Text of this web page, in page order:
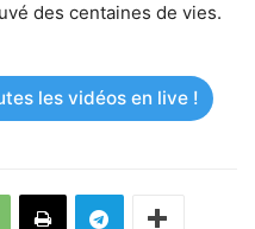
des centaines de vies.
les vidéos en live !